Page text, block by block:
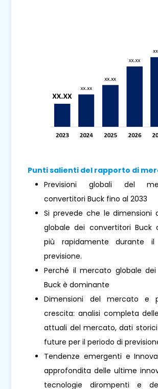
Punti salienti del rapporto di
Previsioni globali del
convertitori Buck fino al 2033
Si prevede che le dimensioni
globale dei convertitori Buck
più rapidamente durante
previsione.
Perché il mercato globale
Buck è dominante
Dimensioni del mercato e
crescita: analisi completa
attuali del mercato, dati
future per il periodo di
Tendenze emergenti e
approfondita delle ultime
tecnologie dirompenti e